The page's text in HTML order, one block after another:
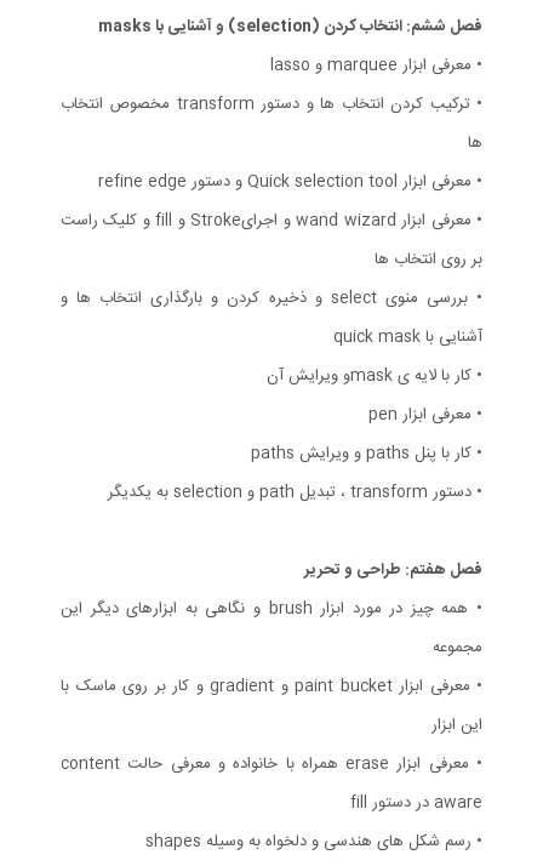
فصل ششم: انتخاب کردن (selection) و آشنایی با masks
• معرفی ابزار marquee و lasso
• ترکیب کردن انتخاب ها و دستور transform مخصوص انتخاب
ها
• معرفی ابزار Quick selection tool و دستور refine edge
• معرفی ابزار wand wizard و اجرایStroke و fill و کلیک راست
بر روی انتخاب ها
• بررسی منوی select و ذخیره کردن و بارگذاری انتخاب ها و
آشنایی با quick mask
• کار با لایه ی maskو ویرایش آن
• معرفی ابزار pen
• کار با پنل paths و ویرایش paths
• دستور transform ، تبدیل path و selection به یکدیگر
فصل هفتم: طراحی و تحریر
• همه چیز در مورد ابزار brush و نگاهی به ابزارهای دیگر این
مجموعه
• معرفی ابزار paint bucket و gradient و کار بر روی ماسک با
این ابزار
• معرفی ابزار erase همراه با خانواده و معرفی حالت content
aware در دستور fill
• رسم شکل های هندسی و دلخواه به وسیله shapes